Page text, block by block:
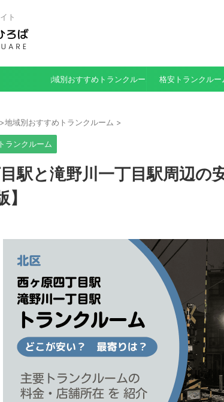
ト
地域別おすすめトランクルーム 格安トランクルー
>地域別おすすめトランクルーム >
ランクルーム
駅と滝野川一丁目駅周辺